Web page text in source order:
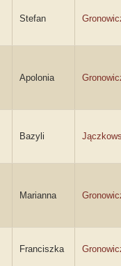
Stefan
Apolonia
Bazyli
Marianna
Franciszka